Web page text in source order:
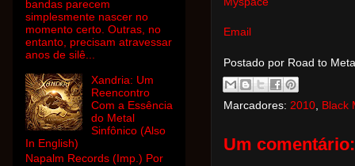
Email
Postado por Road to
Marcadores: 2010 Black
Um comentário:
bandas parecem
simplesmente nascer no
momento certo. Outras, no
entanto, precisam atravessar
anos de silê...
Xandria: Um
Reencontro
Com a Essência
do Metal
Sinfônico (Also
In English)
Napalm Records (Imp.) Por